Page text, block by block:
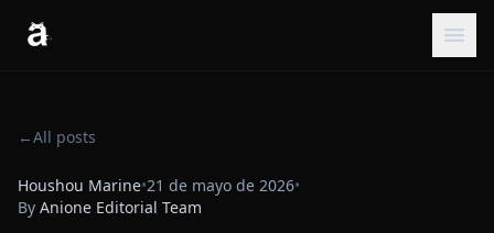
←All posts
Houshou Marine•21 de mayo de 2026•
By Anione Editorial Team